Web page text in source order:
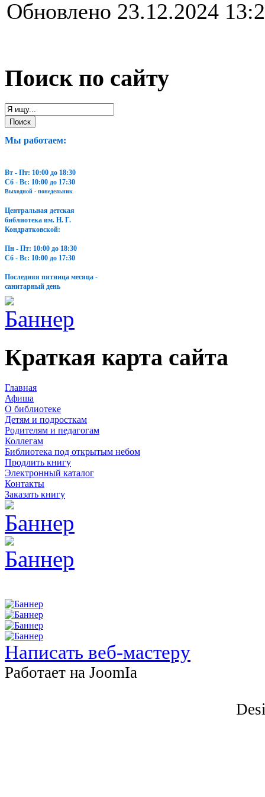
Обновлено 23.12.2024
Поиск по сайту
Мы работаем:
Вт - Пт: 10:00 до 18:30
Сб - Вс: 10:00 до 17:30
Выходной - понедельник
Центральная детская
библиотека им. Н. Г.
Кондратковской:
Пн - Пт: 10:00 до 18:30
Сб - Вс: 10:00 до 17:30
Последняя пятница месяца -
санитарный день
Краткая карта сайта
Главная
Афиша
О библиотеке
Детям и подросткам
Родителям и педагогам
Коллегам
Библиотека под открытым небом
Продлить книгу
Электронный каталог
Контакты
Заказать книгу
Написать веб-мастеру
Работает на JоomIа